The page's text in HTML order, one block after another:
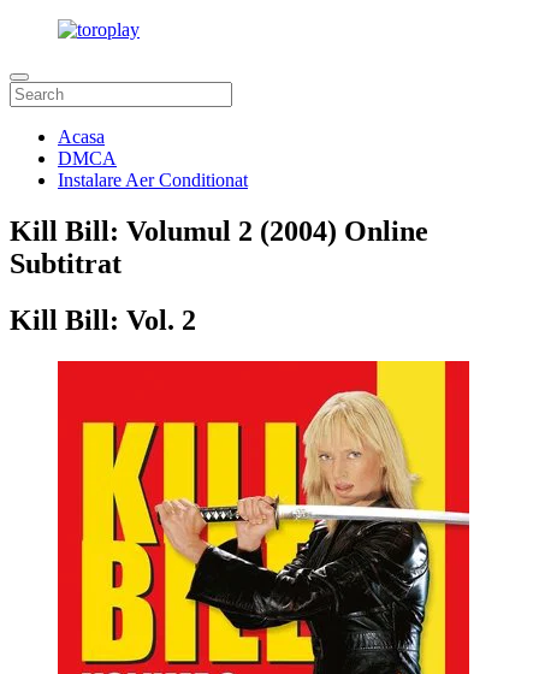
Acasa
DMCA
Instalare Aer Conditionat
Kill Bill: Volumul 2 (2004) Online
Subtitrat
Kill Bill: Vol. 2